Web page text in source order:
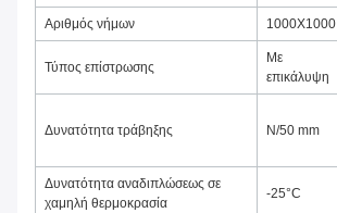
Αριθμός νήμων 1000X1000
Τύπος επίστρωσης
Με
επικάλυψη
Δυνατότητα τράβηξης N/50 mm
Δυνατότητα αναδιπλώσεως σε
χαμηλή θερμοκρασία
-25°C